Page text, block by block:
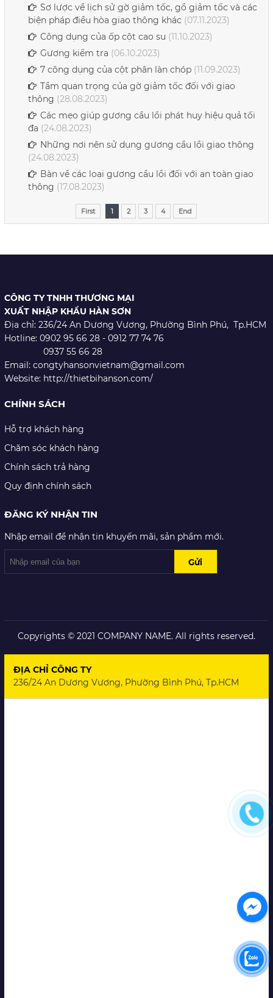
Sơ lược về lịch sử gờ giảm tốc, gồ giảm tốc và các
biện pháp điều hòa giao thông khác (07.11.2023)
Công dụng của ốp cột cao su (11.10.2023)
Gương kiểm tra (06.10.2023)
7 công dụng của cột phân làn chóp(11.09.2023)
Tầm quan trọng của gờ giảm tốc đối với giao
thông (28.08.2023)
Các mẹo giúp gương cầu lồi phát huy hiệu quả tối
đa (24.08.2023)
Những nơi nên sử dụng gương cầu lồi giao thông
(24.08.2023)
Bàn về các loại gương cầu lồi đối với an toàn giao
thông (17.08.2023)
First 1 2 3 4 End
CÔNG TY TNHH THƯƠNG MẠI
XUẤT NHẬP KHẨU HÀN SƠN
Địa chỉ: 236/24 An Dương Vương, Phường Bình Phú, Tp.HCM
Hotline: 0902 95 66 28 - 0912 77 74 76
0937 55 66 28
Email: congtyhansonvietnam@gmail.com
Website: http://thietbihanson.com/
CHÍNH SÁCH
Hỗ trợ khách hàng
Chăm sóc khách hàng
Chính sách trả hàng
Quy định chính sách
ĐĂNG KÝ NHẬN TIN
Nhập email để nhận tin khuyến mãi, sản phẩm mới.
Copyrights © 2021 COMPANY NAME. All rights reserved.
ĐỊA CHỈ CÔNG TY
236/24 An Dương Vương, Phường Bình Phú, Tp.HCM